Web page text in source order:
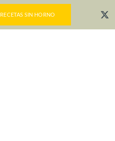
RECETAS SIN HORNO